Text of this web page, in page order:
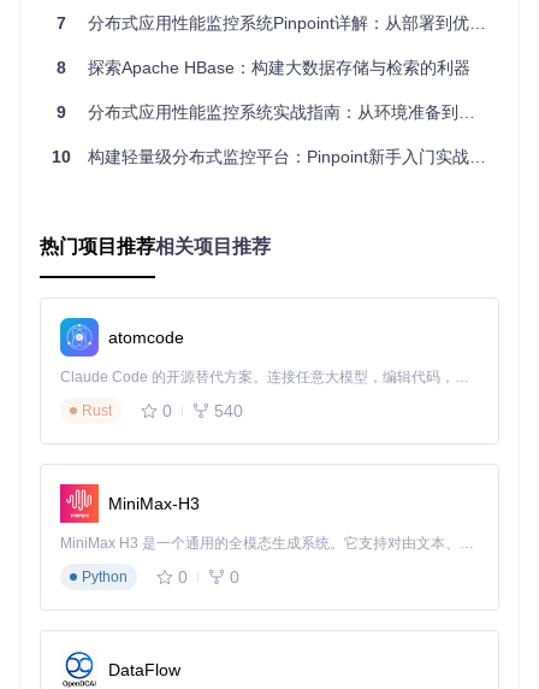
程是高效定位根源的关键：
基础健康检查
# 检查HBase集群状态
日志分析重点
grep -iE
# 分析最近1小时的RegionServer异常
tail -n 1000 $HBASE_HOME/logs/hbase-*-regionserver-*.
元数据一致性初步验证
常见一致性问题的分类与影响
HBase集群的一致性问题可归纳为五大类，其影响范围和紧急
程度各不相同：
类型
7 分布式应用性能监控系统Pinpoint详解：从部署到优化的完整指南
8 探索Apache HBase：构建大数据存储与检索的利器
9 分布式应用性能监控系统实战指南：从环境准备到生产优化
10 构建轻量级分布式监控平台：Pinpoint新手入门实战指南
热门项目推荐相关项目推荐
atomcode
Claude Code 的开源替代方案。连接任意大模型，编辑代码，运行命令，自动验证 — 全自动执行。用 Rust 构建，极致性能。 ｜ An open-source alternative to Claude Code. Connect any LLM, edit code, run commands, and verify changes — autonomously. Built in Rust for speed. Get Started
Rust
0 540
MiniMax-H3
MiniMax H3 是一个通用的全模态生成系统。它支持对由文本、图像、视频和音频组成的多模态上下文进行统一理解，并能生成分辨率高达 2K、时长可达 15 秒的带原生立体声音频的视频。得益于面向任务泛化的系统设计，H3 在预训练阶段就已具备广泛的多模态上下文理解与生成能力，能够出色地执行复杂的多模态指令。
Python
0 0
DataFlow